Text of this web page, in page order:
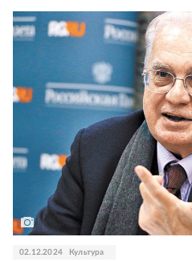
02.12.2024 Культура